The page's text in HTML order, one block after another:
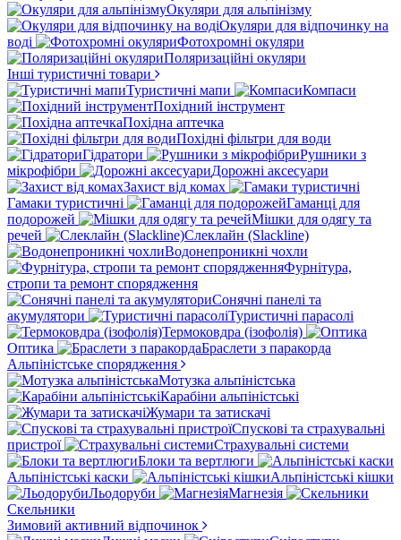
Окуляри для альпінізму
Окуляри для відпочинку на
воді
Фотохромні окуляри
Поляризаційні окуляри
Інші туристичні товари
Туристичні мапи
Компаси
Похідний інструмент
Похідна аптечка
Похідні фільтри для води
Гідратори
Рушники з
мікрофібри
Дорожні аксесуари
Захист від комах
Гамаки туристичні
Гаманці для
подорожей
Мішки для одягу та
речей
Слеклайн (Slackline)
Водонепроникні чохли
Фурнітура,
стропи та ремонт спорядження
Сонячні панелі та
акумулятори
Туристичні парасолі
Термоковдра (ізофолія)
Оптика
Браслети з паракорда
Альпіністське спорядження
Мотузка альпіністська
Карабіни альпіністські
Жумари та затискачі
Спускові та страхувальні
пристрої
Страхувальні системи
Блоки та вертлюги
Альпіністські каски
Альпіністські кішки
Льодоруби
Магнезія
Скельники
Зимовий активний відпочинок